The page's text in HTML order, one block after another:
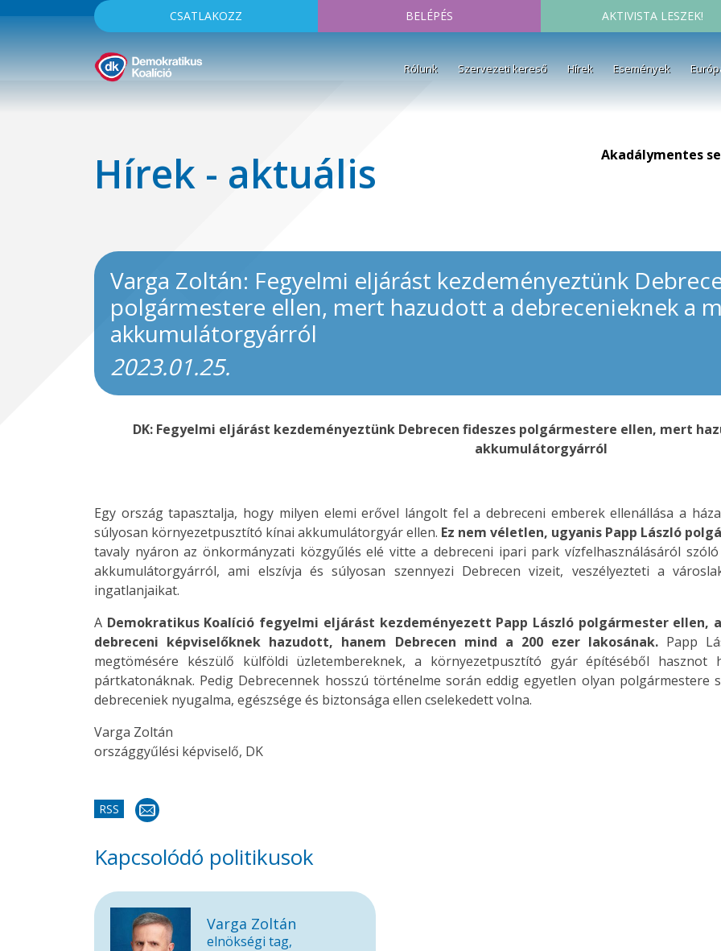
CSATLAKOZZ BELÉPÉS AKTIVISTA LESZEK!
Rólunk Szervezeti kereső Hírek Események
Hírek - aktuális Akadálymentes
Varga Zoltán: Fegyelmi eljárást kezdeményeztünk
polgármestere ellen, mert hazudott a debrecenieknek a
akkumulátorgyárról
2023.01.25.
DK: Fegyelmi eljárást kezdeményeztünk Debrecen fideszes polgármestere ellen, mert
akkumulátorgyárról
Egy ország tapasztalja, hogy milyen elemi erővel lángolt fel a debreceni emberek ellenállása a
súlyosan környezetpusztító kínai akkumulátorgyár ellen. Ez nem véletlen, ugyanis Papp László
tavaly nyáron az önkormányzati közgyűlés elé vitte a debreceni ipari park vízfelhasználásáról
akkumulátorgyárról, ami elszívja és súlyosan szennyezi Debrecen vizeit, veszélyezteti a
ingatlanjaikat.
A Demokratikus Koalíció fegyelmi eljárást kezdeményezett Papp László polgármester ellen,
debreceni képviselőknek hazudott, hanem Debrecen mind a 200 ezer lakosának. Papp
megtömésére készülő külföldi üzletembereknek, a környezetpusztító gyár építéséből
pártkatonáknak. Pedig Debrecennek hosszú történelme során eddig egyetlen olyan
debreceniek nyugalma, egészsége és biztonsága ellen cselekedett volna.
Varga Zoltán
országgyűlési képviselő, DK
RSS
Kapcsolódó politikusok
Varga Zoltán
elnökségi tag,